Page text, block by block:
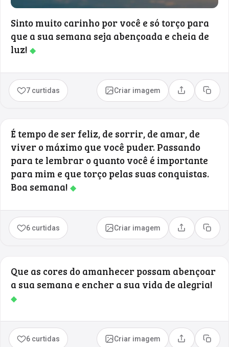
Sinto muito carinho por você e só torço para
que a sua semana seja abençoada e cheia de
luz! ◆
7 curtidas Criar imagem Compartilhar
Copiar
É tempo de ser feliz, de sorrir, de amar, de
viver o máximo que você puder. Passando
para te lembrar o quanto você é importante
para mim e que torço pelas suas conquistas.
Boa semana! ◆
6 curtidas Criar imagem Compartilhar
Copiar
Que as cores do amanhecer possam abençoar
a sua semana e encher a sua vida de alegria!
◆
6 curtidas Criar imagem Compartilhar
Copiar